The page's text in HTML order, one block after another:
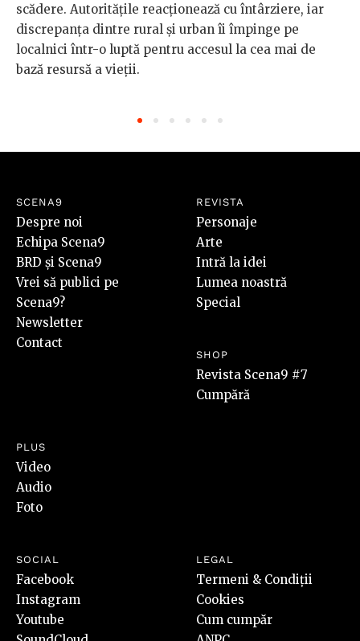
scădere. Autoritățile reacționează cu întârziere, iar
discrepanța dintre rural și urban îi împinge pe
localnici într-o luptă pentru accesul la cea mai de
bază resursă a vieții.
SCENA9
Despre noi
Echipa Scena9
BRD și Scena9
Vrei să publici pe
Scena9?
Newsletter
Contact
REVISTA
Personaje
Arte
Intră la idei
Lumea noastră
Special
SHOP
Revista Scena9 #7
Cumpără
PLUS
Video
Audio
Foto
SOCIAL
Facebook
Instagram
Youtube
LEGAL
Termeni & Condiții
Cookies
Cum cumpăr